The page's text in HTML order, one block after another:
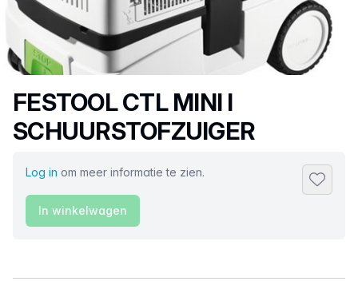
Productnaam
FESTOOL CTL MINI I
SCHUURSTOFZUIGER
Log in om meer informatie te zien.
In winkelwagen